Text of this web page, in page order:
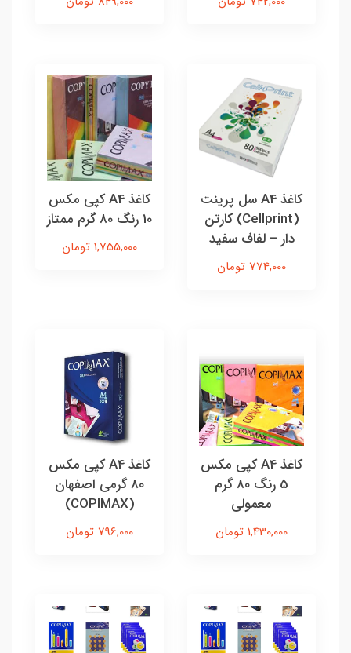
کاغذ A4 سل پرینت
(Cellprint) کارتن
دار – لفاف سفید
774,000 تومان
کاغذ A4 کپی مکس
10 رنگ 80 گرم ممتاز
1,755,000 تومان
کاغذ A4 کپی مکس
5 رنگ 80 گرم
معمولی
1,430,000 تومان
کاغذ A4 کپی مکس
80 گرمی اصفهان
(COPIMAX)
796,000 تومان